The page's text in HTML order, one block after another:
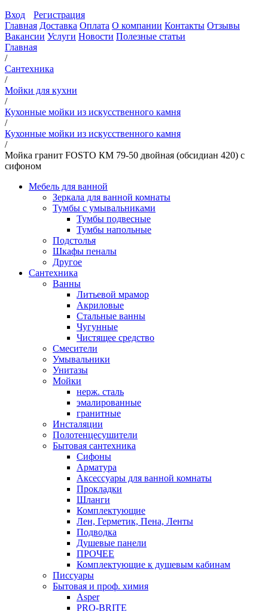
Вход
Регистрация
Главная Доставка Оплата О компании Контакты Отзывы
Вакансии Услуги Новости Полезные статьи
Главная
/
Сантехника
/
Мойки для кухни
/
Кухонные мойки из искусственного камня
/
Кухонные мойки из искусственного камня
/
Мойка гранит FOSTO КМ 79-50 двойная (обсидиан 420) с
сифоном
Мебель для ванной
Зеркала для ванной комнаты
Тумбы с умывальниками
Тумбы подвесные
Тумбы напольные
Подстолья
Шкафы пеналы
Другое
Сантехника
Ванны
Литьевой мрамор
Акриловые
Стальные ванны
Чугунные
Чистящее средство
Смесители
Умывальники
Унитазы
Мойки
нерж. сталь
эмалированные
гранитные
Инсталяции
Полотенцесушители
Бытовая сантехника
Сифоны
Арматура
Аксессуары для ванной комнаты
Прокладки
Шланги
Комплектующие
Лен, Герметик, Пена, Ленты
Подводка
Душевые панели
ПРОЧЕЕ
Комплектующие к душевым кабинам
Писсуары
Бытовая и проф. химия
Asper
PRO-BRITE